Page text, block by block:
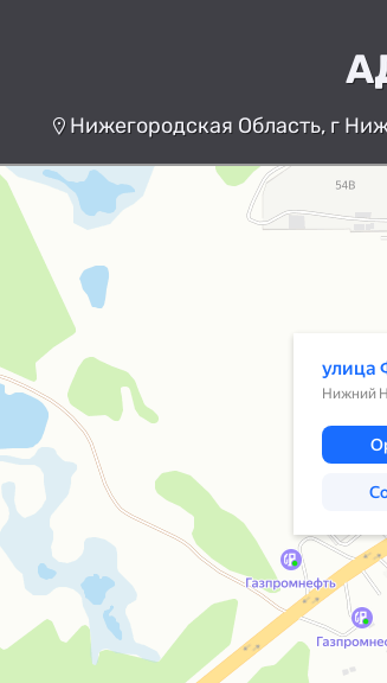
Нижегородская Область, г